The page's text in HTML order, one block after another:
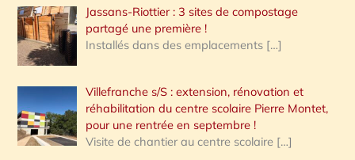
Jassans-Riottier : 3 sites de compostage
partagé une première !
Installés dans des emplacements […]
Villefranche s/S : extension, rénovation et
réhabilitation du centre scolaire Pierre Montet,
pour une rentrée en septembre !
Visite de chantier au centre scolaire […]